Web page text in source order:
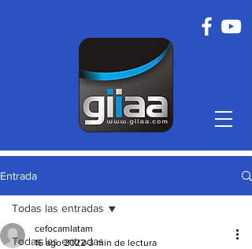
Entrada
Todas las entradas
Todas las entradas
cefocamlatam
16 ago 2022 3 min de lectura